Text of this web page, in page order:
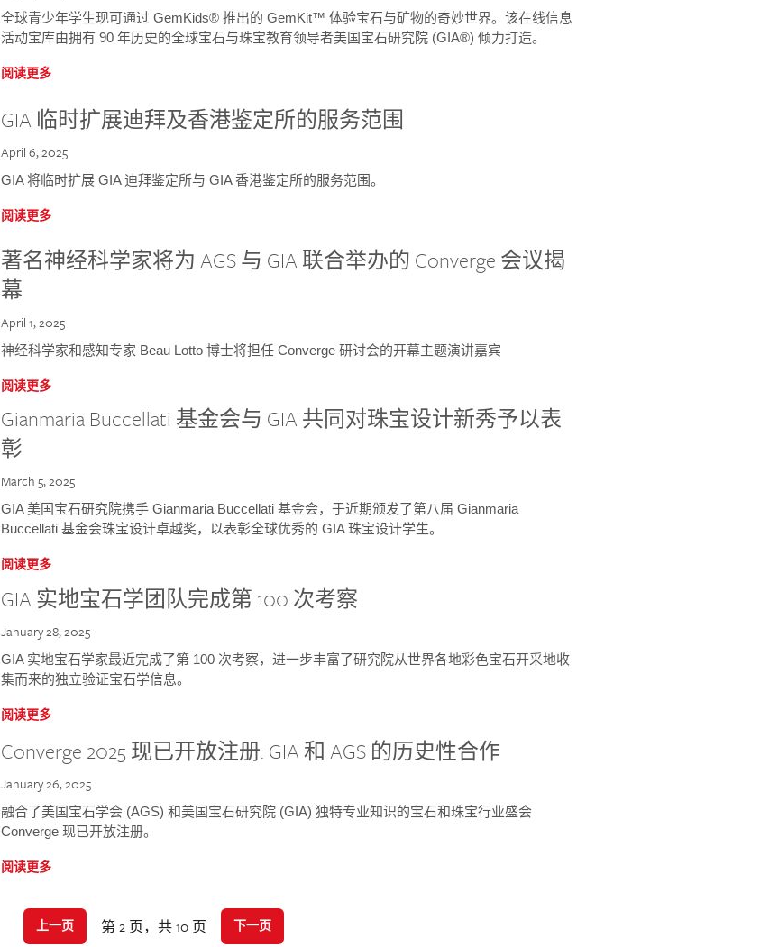
全球青少年学生现可通过 GemKids® 推出的 GemKit™ 体验宝石与矿物的奇妙世界。该在线信息
活动宝库由拥有 90 年历史的全球宝石与珠宝教育领导者美国宝石研究院 (GIA®) 倾力打造。
阅读更多
GIA 临时扩展迪拜及香港鉴定所的服务范围
April 6, 2025
GIA 将临时扩展 GIA 迪拜鉴定所与 GIA 香港鉴定所的服务范围。
阅读更多
著名神经科学家将为 AGS 与 GIA 联合举办的 Converge 会议揭
幕
April 1, 2025
神经科学家和感知专家 Beau Lotto 博士将担任 Converge 研讨会的开幕主题演讲嘉宾
阅读更多
Gianmaria Buccellati 基金会与 GIA 共同对珠宝设计新秀予以表
彰
March 5, 2025
GIA 美国宝石研究院携手 Gianmaria Buccellati 基金会，于近期颁发了第八届 Gianmaria
Buccellati 基金会珠宝设计卓越奖，以表彰全球优秀的 GIA 珠宝设计学生。
阅读更多
GIA 实地宝石学团队完成第 100 次考察
January 28, 2025
GIA 实地宝石学家最近完成了第 100 次考察，进一步丰富了研究院从世界各地彩色宝石开采地收
集而来的独立验证宝石学信息。
阅读更多
Converge 2025 现已开放注册: GIA 和 AGS 的历史性合作
January 26, 2025
融合了美国宝石学会 (AGS) 和美国宝石研究院 (GIA) 独特专业知识的宝石和珠宝行业盛会
Converge 现已开放注册。
阅读更多
上一页 第 2 页，共 10 页 下一页